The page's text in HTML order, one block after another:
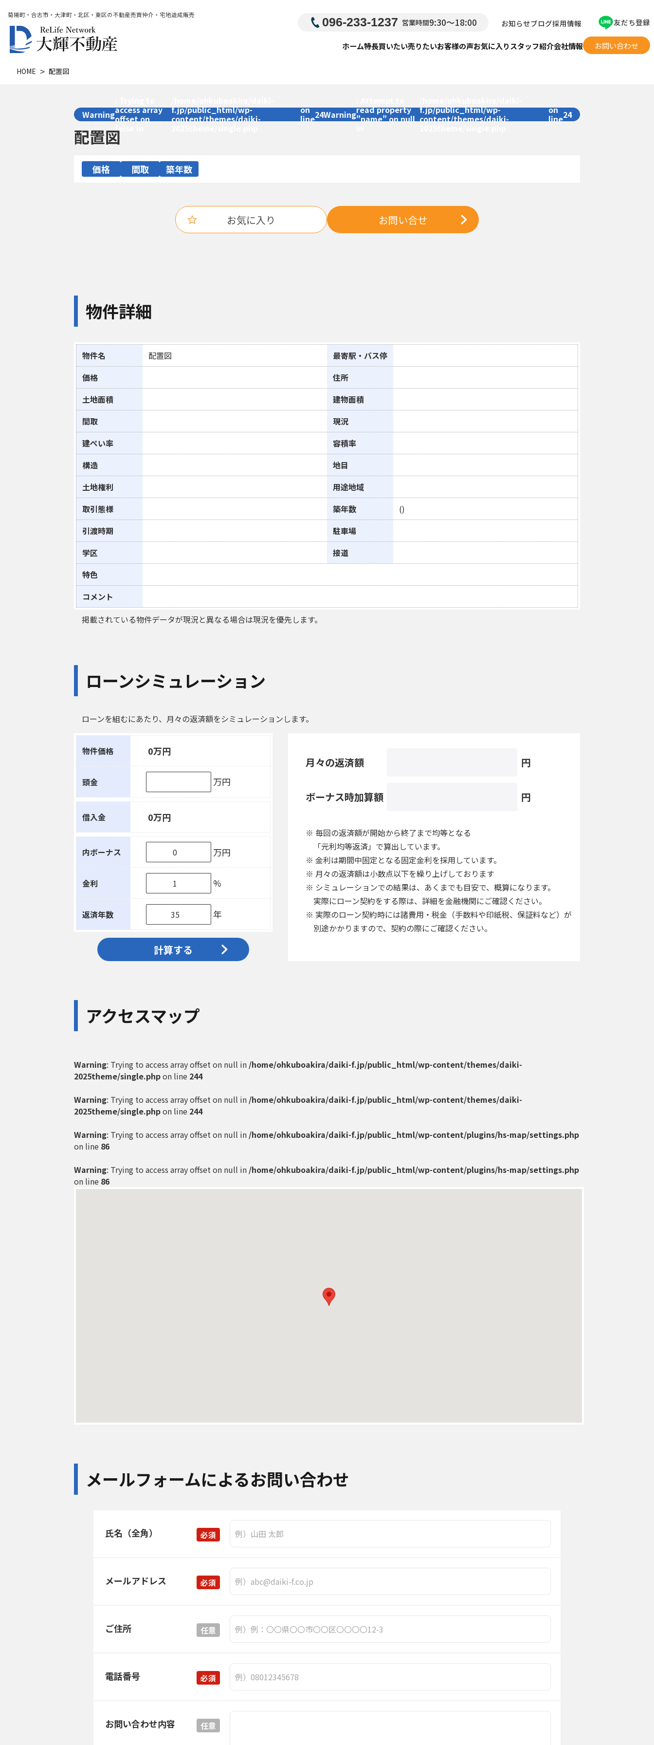
菊陽町・合志市・大津町・北区・東区の不動産売買仲介・宅地造成販売
096-233-1237 営業時間9:30〜18:00 お知らせブログ採用情報 友だち登録
ホーム特長買いたい売りたいお客様の声お気に入りスタッフ紹介会社情報 お問い合わせ
HOME 配置図
Warningaccess array
offset on
false in
f.jp/public_html/wp-
content/themes/daiki-
on
line24Warningread property
"name" on null
f.jp/public_html/wp-
content/themes/daiki-
on
line24
配置図
価格 間取 築年数
お気に入り お問い合せ
物件詳細
物件名 配置図
最寄駅・バス停
価格
住所
土地面積
建物面積
間取
現況
建ぺい率
容積率
構造
地目
土地権利
用途地域
取引態様
築年数
()
引渡時期
駐車場
学区
接道
特色
コメント
掲載されている物件データが現況と異なる場合は現況を優先します。
ローンシミュレーション
ローンを組むにあたり、月々の返済額をシミュレーションします。
物件価格 0万円
頭金 万円
借入金 0万円
内ボーナス 万円
金利 %
返済年数 年
計算する
月々の返済額 円
ボーナス時加算額 円
※ 毎回の返済額が開始から終了まで均等となる
「元利均等返済」で算出しています。
※ 金利は期間中固定となる固定金利を採用しています。
※ 月々の返済額は小数点以下を繰り上げしております
※ シミュレーションでの結果は、あくまでも目安で、概算になります。
実際にローン契約をする際は、詳細を金融機関にご確認ください。
※ 実際のローン契約時には諸費用・税金（手数料や印紙税、保証料など）が
別途かかりますので、契約の際にご確認ください。
アクセスマップ
Warning: Trying to access array offset on null in /home/ohkuboakira/daiki-f.jp/public_html/wp-content/themes/daiki-
2025theme/single.phpon line 244
Warning: Trying to access array offset on null in /home/ohkuboakira/daiki-f.jp/public_html/wp-content/themes/daiki-
2025theme/single.phpon line 244
Warning: Trying to access array offset on null in /home/ohkuboakira/daiki-f.jp/public_html/wp-content/plugins/hs-map/settings.php
on line 86
Warning: Trying to access array offset on null in /home/ohkuboakira/daiki-f.jp/public_html/wp-content/plugins/hs-map/settings.php
on line 86
メールフォームによるお問い合わせ
氏名（全角） 必須
メールアドレス 必須
ご住所 任意
電話番号 必須
お問い合わせ内容 任意